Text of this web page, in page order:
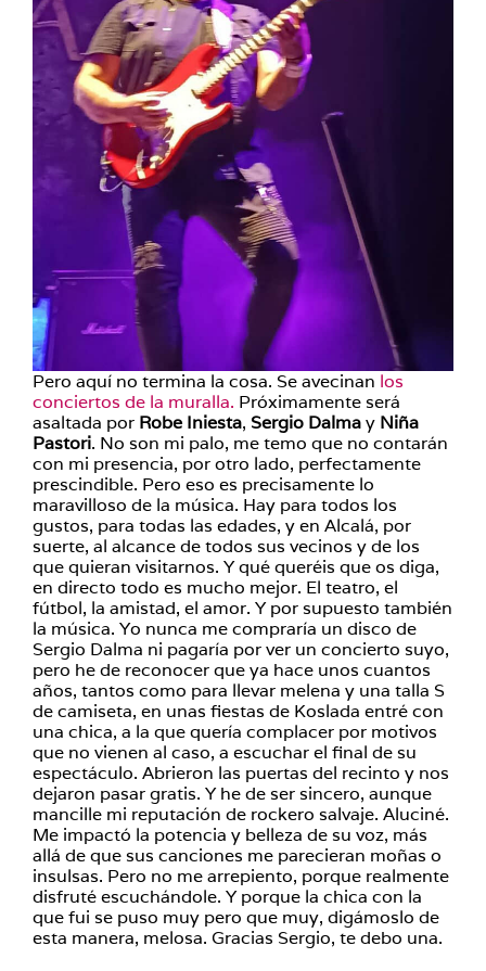
Pero aquí no termina la cosa. Se avecinan los
conciertos de la muralla. Próximamente será
asaltada por Robe Iniesta, Sergio Dalmay Niña
Pastori. No son mi palo, me temo que no contarán
con mi presencia, por otro lado, perfectamente
prescindible. Pero eso es precisamente lo
maravilloso de la música. Hay para todos los
gustos, para todas las edades, y en Alcalá, por
suerte, al alcance de todos sus vecinos y de los
que quieran visitarnos. Y qué queréis que os diga,
en directo todo es mucho mejor. El teatro, el
fútbol, la amistad, el amor. Y por supuesto también
la música. Yo nunca me compraría un disco de
Sergio Dalma ni pagaría por ver un concierto suyo,
pero he de reconocer que ya hace unos cuantos
años, tantos como para llevar melena y una talla S
de camiseta, en unas fiestas de Koslada entré con
una chica, a la que quería complacer por motivos
que no vienen al caso, a escuchar el final de su
espectáculo. Abrieron las puertas del recinto y nos
dejaron pasar gratis. Y he de ser sincero, aunque
mancille mi reputación de rockero salvaje. Aluciné.
Me impactó la potencia y belleza de su voz, más
allá de que sus canciones me parecieran moñas o
insulsas. Pero no me arrepiento, porque realmente
disfruté escuchándole. Y porque la chica con la
que fui se puso muy pero que muy, digámoslo de
esta manera, melosa. Gracias Sergio, te debo una.